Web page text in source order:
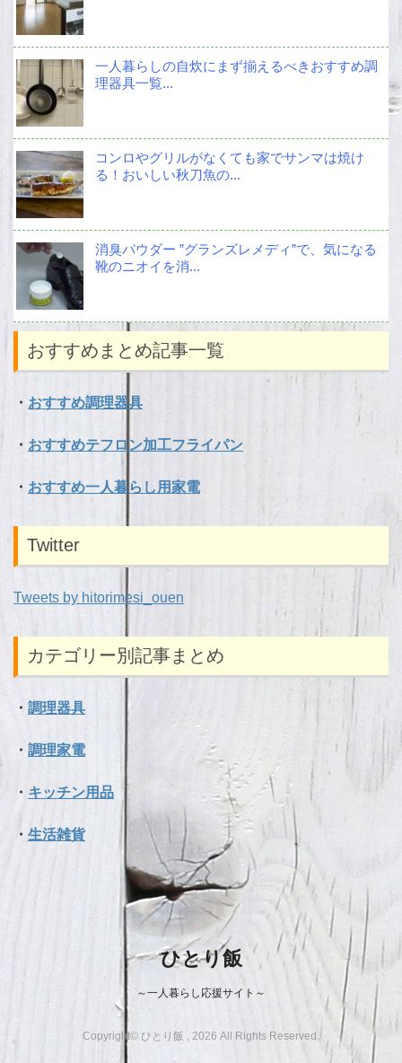
一人暮らしの自炊にまず揃えるべきおすすめ調
理器具一覧...
コンロやグリルがなくても家でサンマは焼け
る！おいしい秋刀魚の...
消臭パウダー ”グランズレメディ”で、気になる
靴のニオイを消...
おすすめまとめ記事一覧
・ おすすめ調理器具
・ おすすめテフロン加工フライパン
・ おすすめ一人暮らし用家電
Twitter
Tweets by hitorimesi_ouen
カテゴリー別記事まとめ
・ 調理器具
・ 調理家電
・ キッチン用品
・ 生活雑貨
ひとり飯
～一人暮らし応援サイト～
Copyright© ひとり飯 , 2026 All Rights Reserved.